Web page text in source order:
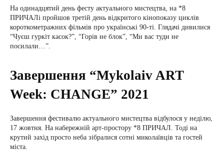
На одинадцятий день фесту актуального мистецтва, на *8
ПРИЧАЛі пройшов третій день відкритого кінопоказу циклів
короткометражних фільмів про українські 90-ті. Глядачі дивилися
“Чуєш гуркіт касок?”, “Горів не блок”, “Ми вас туди не
посилали…”.
Завершення “Mykolaiv ART
Week: CHANGE” 2021
Завершення фестивалю актуального мистецтва відбулося у неділю,
17 жовтня. На набережній арт-простору *8 ПРИЧАЛ. Тоді на
крутий захід просто неба зібралися сотні миколаївців та гостей
міста.